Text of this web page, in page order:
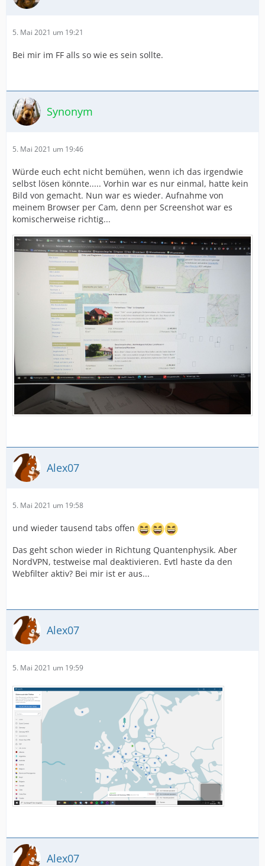
5. Mai 2021 um 19:21
Bei mir im FF alls so wie es sein sollte.
Synonym
5. Mai 2021 um 19:46
Würde euch echt nicht bemühen, wenn ich das irgendwie
selbst lösen könnte..... Vorhin war es nur einmal, hatte kein
Bild von gemacht. Nun war es wieder. Aufnahme von
meinem Browser per Cam, denn per Screenshot war es
komischerweise richtig...
Alex07
5. Mai 2021 um 19:58
und wieder tausend tabs offen
Das geht schon wieder in Richtung Quantenphysik. Aber
NordVPN, testweise mal deaktivieren. Evtl haste da den
Webfilter aktiv? Bei mir ist er aus...
Alex07
5. Mai 2021 um 19:59
Alex07